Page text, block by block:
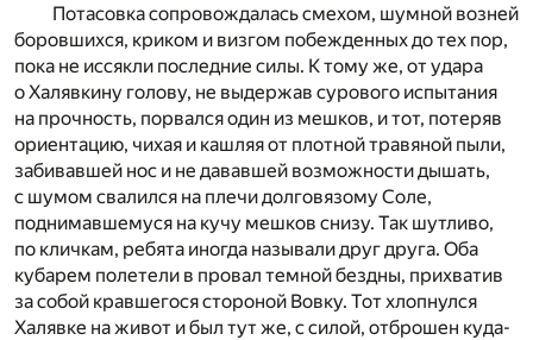
Потасовка сопровождалась смехом, шумной возней
боровшихся, криком и визгом побежденных до тех пор,
пока не иссякли последние силы. К тому же, от удара
о Халявкину голову, не выдержав сурового испытания
на прочность, порвался один из мешков, и тот, потеряв
ориентацию, чихая и кашляя от плотной травяной пыли,
забивавшей нос и не дававшей возможности дышать,
с шумом свалился на плечи долговязому Соле,
поднимавшемуся на кучу мешков снизу. Так шутливо,
по кличкам, ребята иногда называли друг друга. Оба
кубарем полетели в провал темной бездны, прихватив
за собой кравшегося стороной Вовку. Тот хлопнулся
Халявке на живот и был тут же, с силой, отброшен куда-